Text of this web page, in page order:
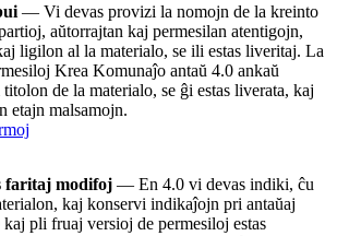
— Vi devas provizi la nomojn de la kreinto
aŭtorrajtan kaj permesilan atentigojn,
ligilon al la materialo, se ili estas liveritaj. La
Krea Komunaĵo antaŭ 4.0 ankaŭ
de la materialo, se ĝi estas liverata, kaj
etajn malsamojn.
faritaj modifoj — En 4.0 vi devas indiki, ĉu
kaj konservi indikaĵojn pri antaŭaj
pli fruaj versioj de permesiloj estas